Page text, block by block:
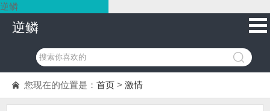
逆鳞
逆鳞
您现在的位置是： 首页 > 激情